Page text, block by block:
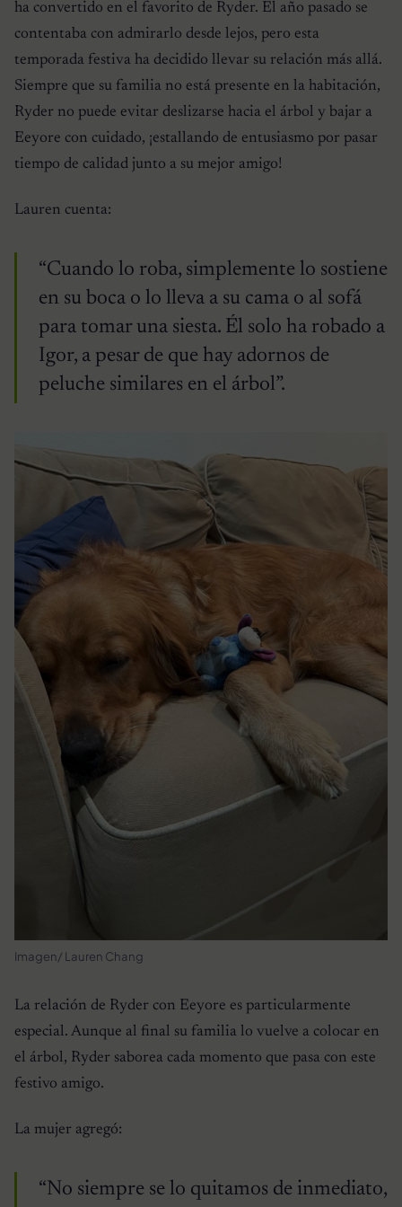
ha convertido en el favorito de Ryder. El año pasado se
contentaba con admirarlo desde lejos, pero esta
temporada festiva ha decidido llevar su relación más allá.
Siempre que su familia no está presente en la habitación,
Ryder no puede evitar deslizarse hacia el árbol y bajar a
Eeyore con cuidado, ¡estallando de entusiasmo por pasar
tiempo de calidad junto a su mejor amigo!
Lauren cuenta:
“Cuando lo roba, simplemente lo sostiene
en su boca o lo lleva a su cama o al sofá
para tomar una siesta. Él solo ha robado a
Igor, a pesar de que hay adornos de
peluche similares en el árbol”.
Imagen/ Lauren Chang
La relación de Ryder con Eeyore es particularmente
especial. Aunque al final su familia lo vuelve a colocar en
el árbol, Ryder saborea cada momento que pasa con este
festivo amigo.
La mujer agregó:
“No siempre se lo quitamos de inmediato,